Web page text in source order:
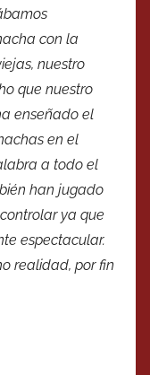
con la
nuestro
que nuestro
enseñado el
en el
a todo el
han jugado
ya que
espectacular.
realidad, por fin